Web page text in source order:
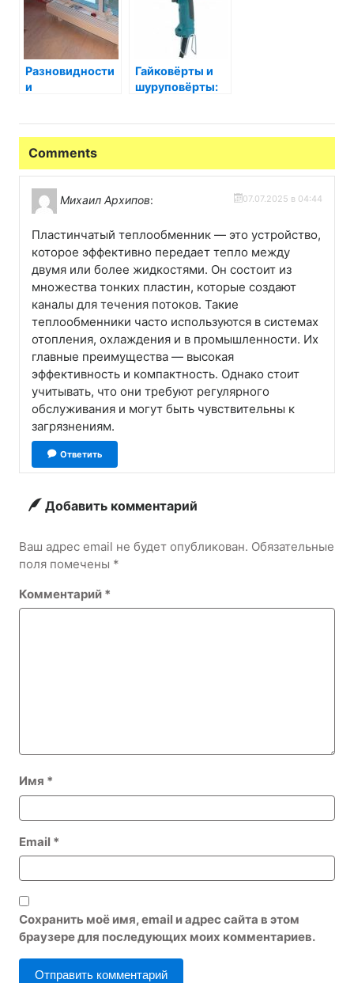
Разновидности
и
Гайковёрты и
шуруповёрты:
Comments
Михаил Архипов: 07.07.2025 в 04:44
Пластинчатый теплообменник — это устройство,
которое эффективно передает тепло между
двумя или более жидкостями. Он состоит из
множества тонких пластин, которые создают
каналы для течения потоков. Такие
теплообменники часто используются в системах
отопления, охлаждения и в промышленности. Их
главные преимущества — высокая
эффективность и компактность. Однако стоит
учитывать, что они требуют регулярного
обслуживания и могут быть чувствительны к
загрязнениям.
Ответить
Добавить комментарий
Ваш адрес email не будет опубликован. Обязательные
поля помечены *
Комментарий *
Имя *
Email *
Сохранить моё имя, email и адрес сайта в этом
браузере для последующих моих комментариев.